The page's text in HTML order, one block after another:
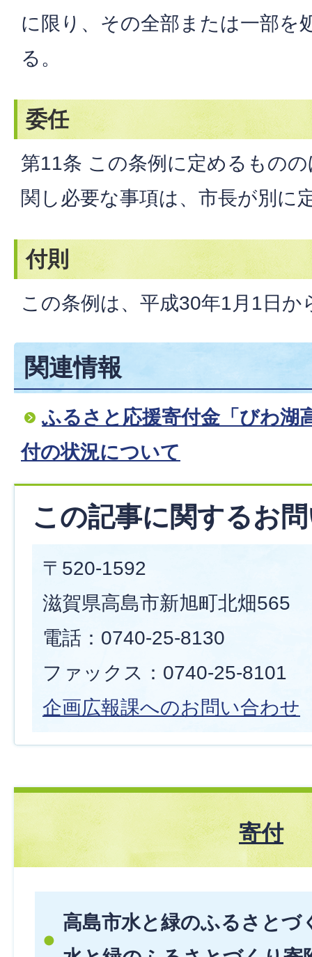
に限り、その全部または一部を
る。
委任
第11条 この条例に定めるもの
関し必要な事項は、市長が別に
付則
この条例は、平成30年1月1日か
関連情報
ふるさと応援寄付金「びわ湖
付の状況について
この記事に関するお
〒520-1592
滋賀県高島市新旭町北畑565
電話：0740-25-8130
ファックス：0740-25-8101
企画広報課へのお問い合わせ
寄付
高島市水と緑のふるさとづ